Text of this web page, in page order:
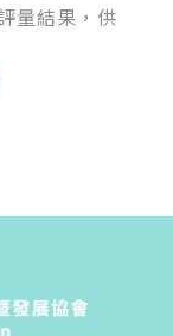
量結果，供